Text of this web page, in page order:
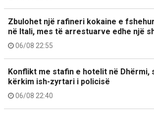
Zbulohet një rafineri kokaine e
në Itali, mes të arrestuarve edhe një
06/08 22:55
Konflikt me stafin e hotelit në Dhërmi,
kërkim ish-zyrtari i policisë
06/08 22:40